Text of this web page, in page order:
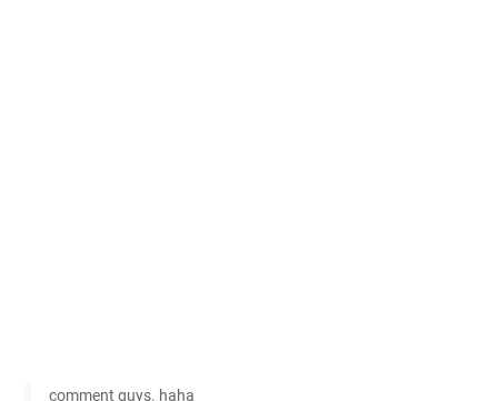
comment guys. haha